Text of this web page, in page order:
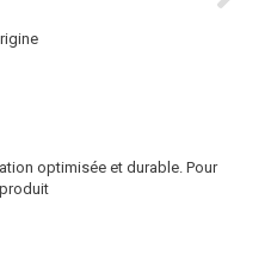
optimisée et durable. Pour